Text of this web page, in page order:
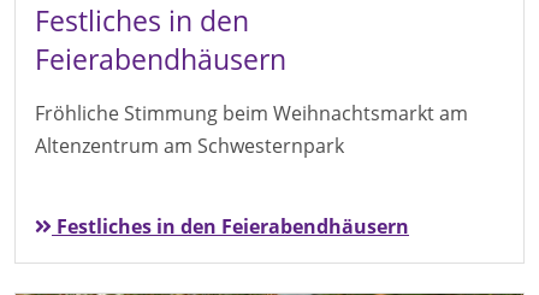
Festliches in den
Feierabendhäusern
Fröhliche Stimmung beim Weihnachtsmarkt am
Altenzentrum am Schwesternpark
Festliches in den Feierabendhäusern